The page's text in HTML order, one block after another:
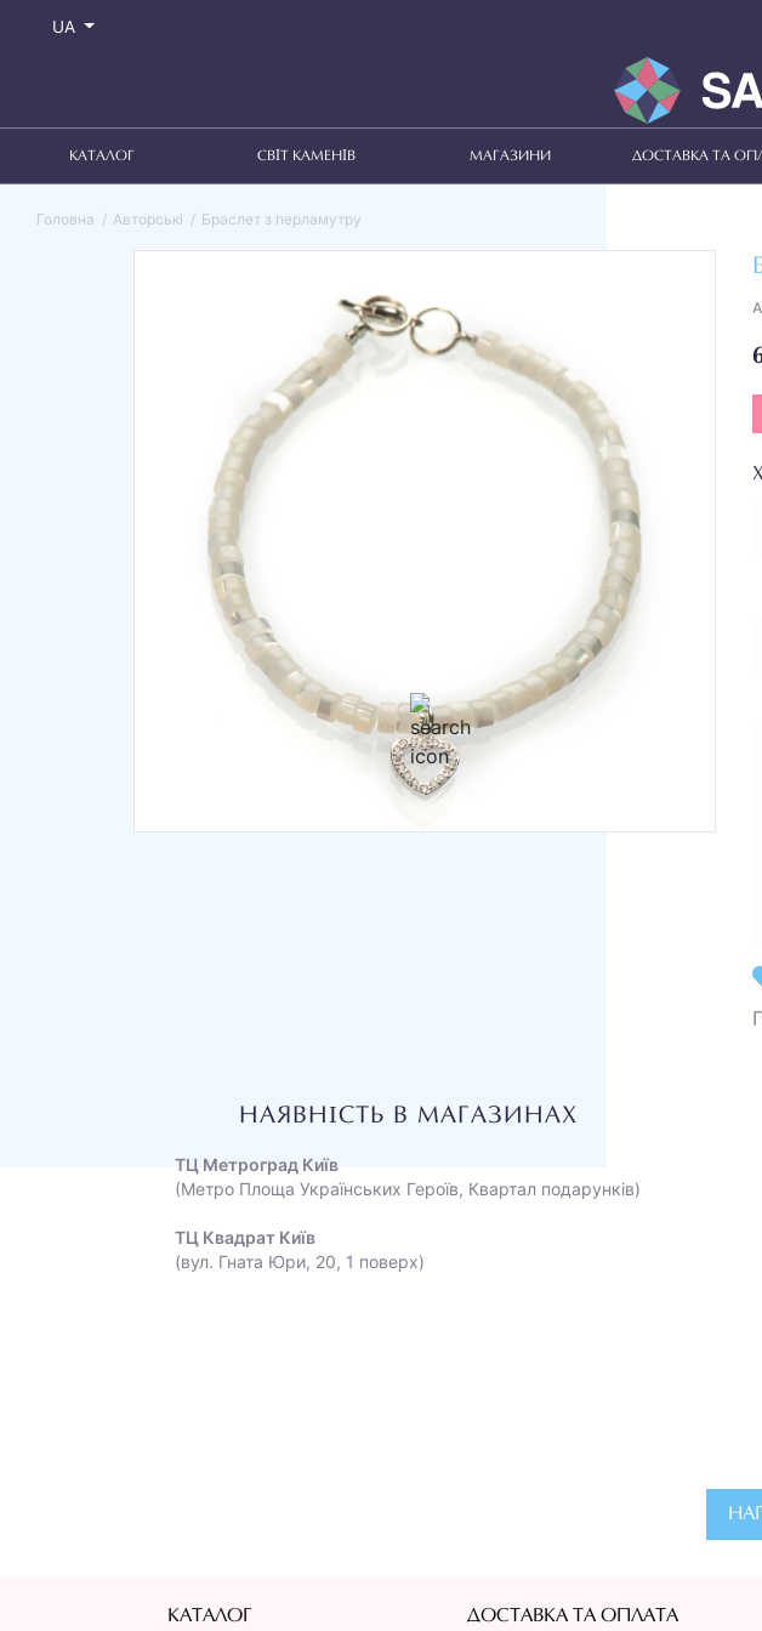
UA
КАТАЛОГ СВІТ КАМЕНІВ МАГАЗИНИ ДОСТАВКА ТА
Головна Авторські Браслет з перламутру
НАЯВНІСТЬ В МАГАЗИНАХ
ТЦ Метроград Київ
(Метро Площа Українських Героїв, Квартал подарунків)
ТЦ Квадрат Київ
(вул. Гната Юри, 20, 1 поверх)
КАТАЛОГ ДОСТАВКА ТА ОПЛАТА